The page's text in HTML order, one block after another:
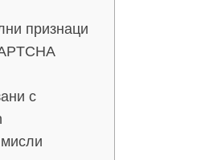
признаци
с